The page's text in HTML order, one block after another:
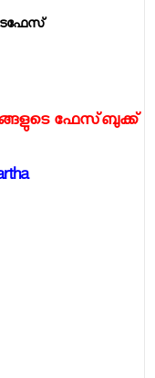
ഫേസ്‌
ഫേസ്‌ബുക്ക്‌